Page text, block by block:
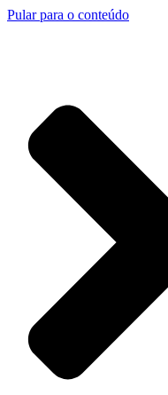
Pular para o conteúdo